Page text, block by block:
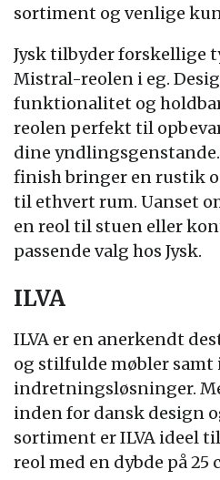
sortiment og venlige
Jysk tilbyder forskellige
Mistral-reolen i eg.
funktionalitet og
reolen perfekt til
dine
finish bringer en rustik
til ethvert rum. Uanset
en reol til stuen eller
passende valg hos Jysk.
ILVA
ILVA er en anerkendt
og stilfulde møbler samt
indretningsløsninger.
inden for dansk design
sortiment er ILVA ideel
reol med en dybde på 25